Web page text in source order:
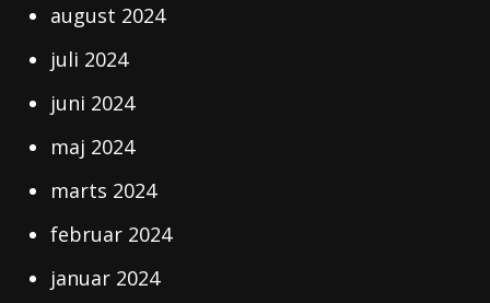
august 2024
juli 2024
juni 2024
maj 2024
marts 2024
februar 2024
januar 2024